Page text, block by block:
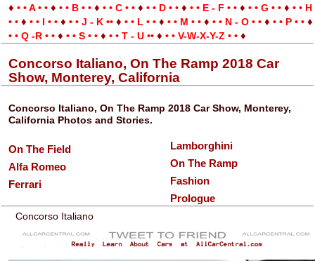
♦ • • A • • ♦ • • B • • ♦ • • C • • ♦ • • D • • ♦ • • E - F • • ♦ • • G • • ♦ • • H
• • ♦ • • I • • ♦ • • J - K •• ♦ • • L • • ♦ • • M • • ♦ • • N - O • • ♦ • • P • • ♦
• • Q -R • • ♦ • • S • • ♦ • • T - U •• ♦ • • V-W-X-Y-Z • • ♦
Concorso Italiano, On The Ramp 2018 Car
Show, Monterey, California
Concorso Italiano, On The Ramp 2018 Car Show, Monterey,
California Photos and Stories.
On The Field
Alfa Romeo
Ferrari
Lamborghini
On The Ramp
Fashion
Prologue
Concorso Italiano